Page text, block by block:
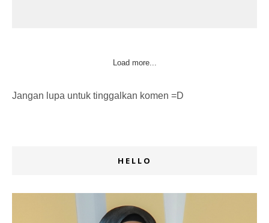
Load more...
Jangan lupa untuk tinggalkan komen =D
HELLO